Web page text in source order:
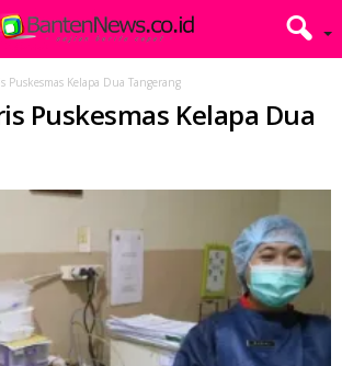
Puskesmas Kelapa Dua Tangerang
Puskesmas Kelapa Dua